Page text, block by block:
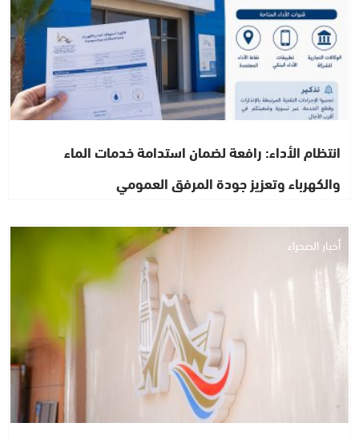
انتظام الأداء: رافعة لضمان استدامة خدمات الماء
والكهرباء وتعزيز جودة المرفق العمومي
أخبار الصحراء